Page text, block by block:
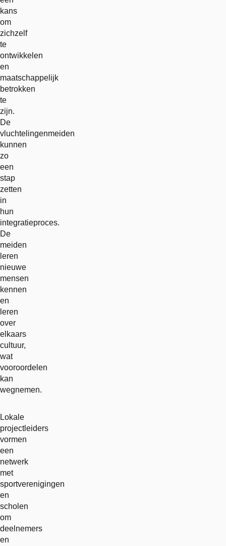
kans
om
zichzelf
te
ontwikkelen
en
maatschappelijk
betrokken
te
zijn.
De
vluchtelingenmeiden
kunnen
zo
een
stap
zetten
in
hun
integratieproces.
De
meiden
leren
nieuwe
mensen
kennen
en
leren
over
elkaars
cultuur,
wat
vooroordelen
kan
wegnemen.
Lokale
projectleiders
vormen
een
netwerk
met
sportverenigingen
en
scholen
om
deelnemers
en